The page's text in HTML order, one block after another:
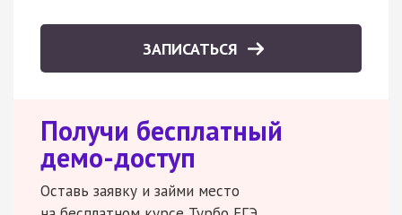
ЗАПИСАТЬСЯ
Получи бесплатный
демо-доступ
Оставь заявку и займи место